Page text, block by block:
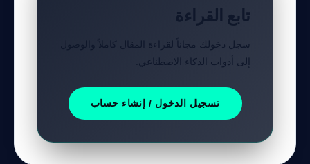
تابع القراءة
سجل دخولك مجاناً لقراءة المقال كاملاً والوصول
إلى أدوات الذكاء الاصطناعي.
تسجيل الدخول / إنشاء حساب